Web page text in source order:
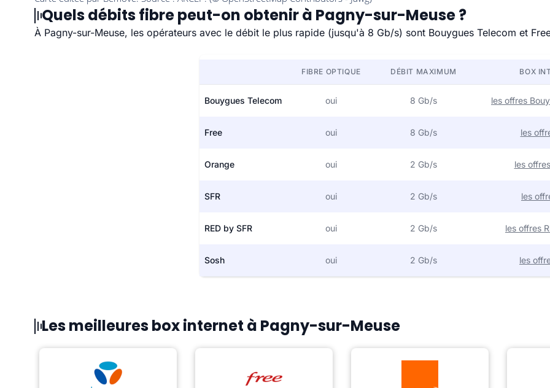
Quels débits fibre peut-on obtenir à Pagny-sur-Meuse ?
À Pagny-sur-Meuse, les opérateurs avec le débit le plus rapide (jusqu'à 8 Gb/s) sont Bouygues Telecom et
FIBRE OPTIQUE DÉBIT MAXIMUM BOX
Bouygues Telecom oui 8 Gb/s les offres
Free oui 8 Gb/s les
Orange oui 2 Gb/s les
SFR oui 2 Gb/s les
RED by SFR oui 2 Gb/s les offres
Sosh oui 2 Gb/s les
Les meilleures box internet à Pagny-sur-Meuse